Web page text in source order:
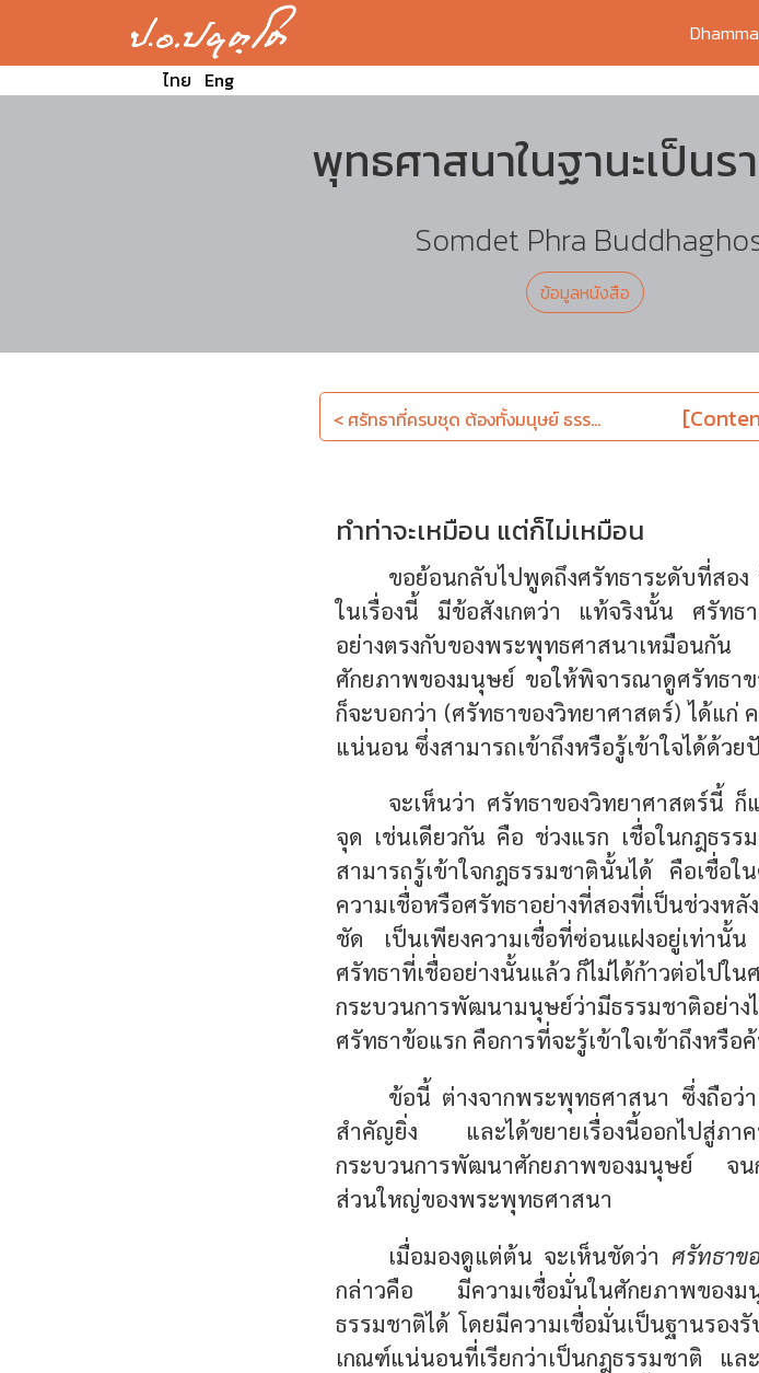
ไทย Eng
พุทธศาสนาในฐานะเป็น
Somdet Phra
ข้อมูลหนังสือ
< ศรัทธาที่ครบชุด ต้องทั้งมนุษย์ ธรร...
ทำท่าจะเหมือน แต่ก็ไม่เหมือน
ขอย้อนกลับไปพูดถึงศรัทธาระดับที่สอ
ในเรื่องนี้ มีข้อสังเกตว่า แท้จริงนั้น ศรัทธ
อย่างตรงกับของพระพุทธศาสนาเหมือน
ศักยภาพของมนุษย์ ขอให้พิจารณาดูศรัทธา
ก็จะบอกว่า (ศรัทธาของวิทยาศาสตร์) ได้แก่
แน่นอน ซึ่งสามารถเข้าถึงหรือรู้เข้าใจได้ด้ว
จะเห็นว่า ศรัทธาของวิทยาศาสตร์นี้
จุด เช่นเดียวกัน คือ ช่วงแรก เชื่อในกฎธ
สามารถรู้เข้าใจกฎธรรมชาตินั้นได้ คือเชื่อ
ความเชื่อหรือศรัทธาอย่างที่สองที่เป็นช่วงห
ชัด เป็นเพียงความเชื่อที่ซ่อนแฝงอยู่เท่า
ศรัทธาที่เชื่ออย่างนั้นแล้ว ก็ไม่ได้ก้าวต่อไปใน
กระบวนการพัฒนามนุษย์ว่ามีธรรมชาติอย่าง
ศรัทธาข้อแรก คือการที่จะรู้เข้าใจเข้าถึงหรื
ข้อนี้ ต่างจากพระพุทธศาสนา ซึ่งถือว่
สำคัญยิ่ง และได้ขยายเรื่องนี้ออกไปสู่ภ
กระบวนการพัฒนาศักยภาพของมนุษย์ จนก
ส่วนใหญ่ของพระพุทธศาสนา
เมื่อมองดูแต่ต้น จะเห็นชัดว่า ศรัทธาข
กล่าวคือ มีความเชื่อมั่นในศักยภาพของม
ธรรมชาติได้ โดยมีความเชื่อมั่นเป็นฐานรอง
เกณฑ์แน่นอนที่เรียกว่าเป็นกฎธรรมชาติ แ